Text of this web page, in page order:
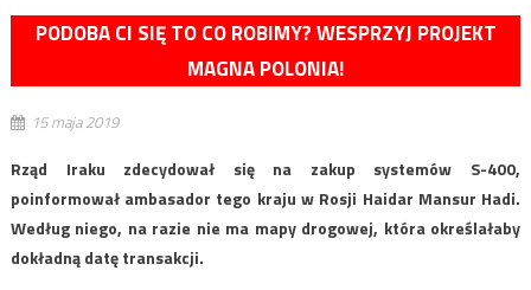
PODOBA CI SIĘ TO CO ROBIMY? WESPRZYJ PROJEKT
MAGNA POLONIA!
15 maja 2019
Rząd Iraku zdecydował się na zakup systemów S-400,
poinformował ambasador tego kraju w Rosji Haidar Mansur Hadi.
Według niego, na razie nie ma mapy drogowej, która określałaby
dokładną datę transakcji.